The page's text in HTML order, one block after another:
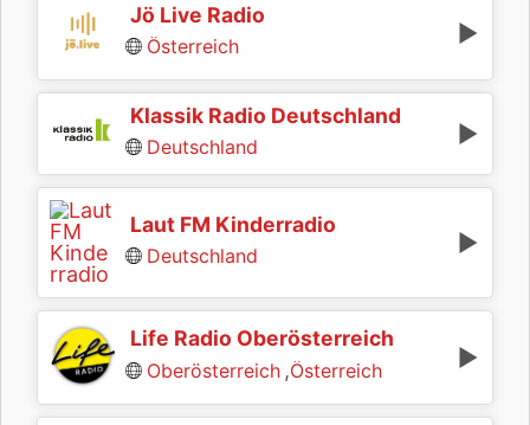
Jö Live Radio
Österreich
Klassik Radio Deutschland
Deutschland
Laut FM Kinderradio
Deutschland
Life Radio Oberösterreich
Oberösterreich ,Österreich